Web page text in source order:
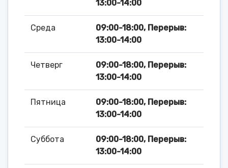
13:00-14:00
Среда
09:00-18:00, Перерыв:
13:00-14:00
Четверг
09:00-18:00, Перерыв:
13:00-14:00
Пятница
09:00-18:00, Перерыв:
13:00-14:00
Суббота
09:00-18:00, Перерыв:
13:00-14:00